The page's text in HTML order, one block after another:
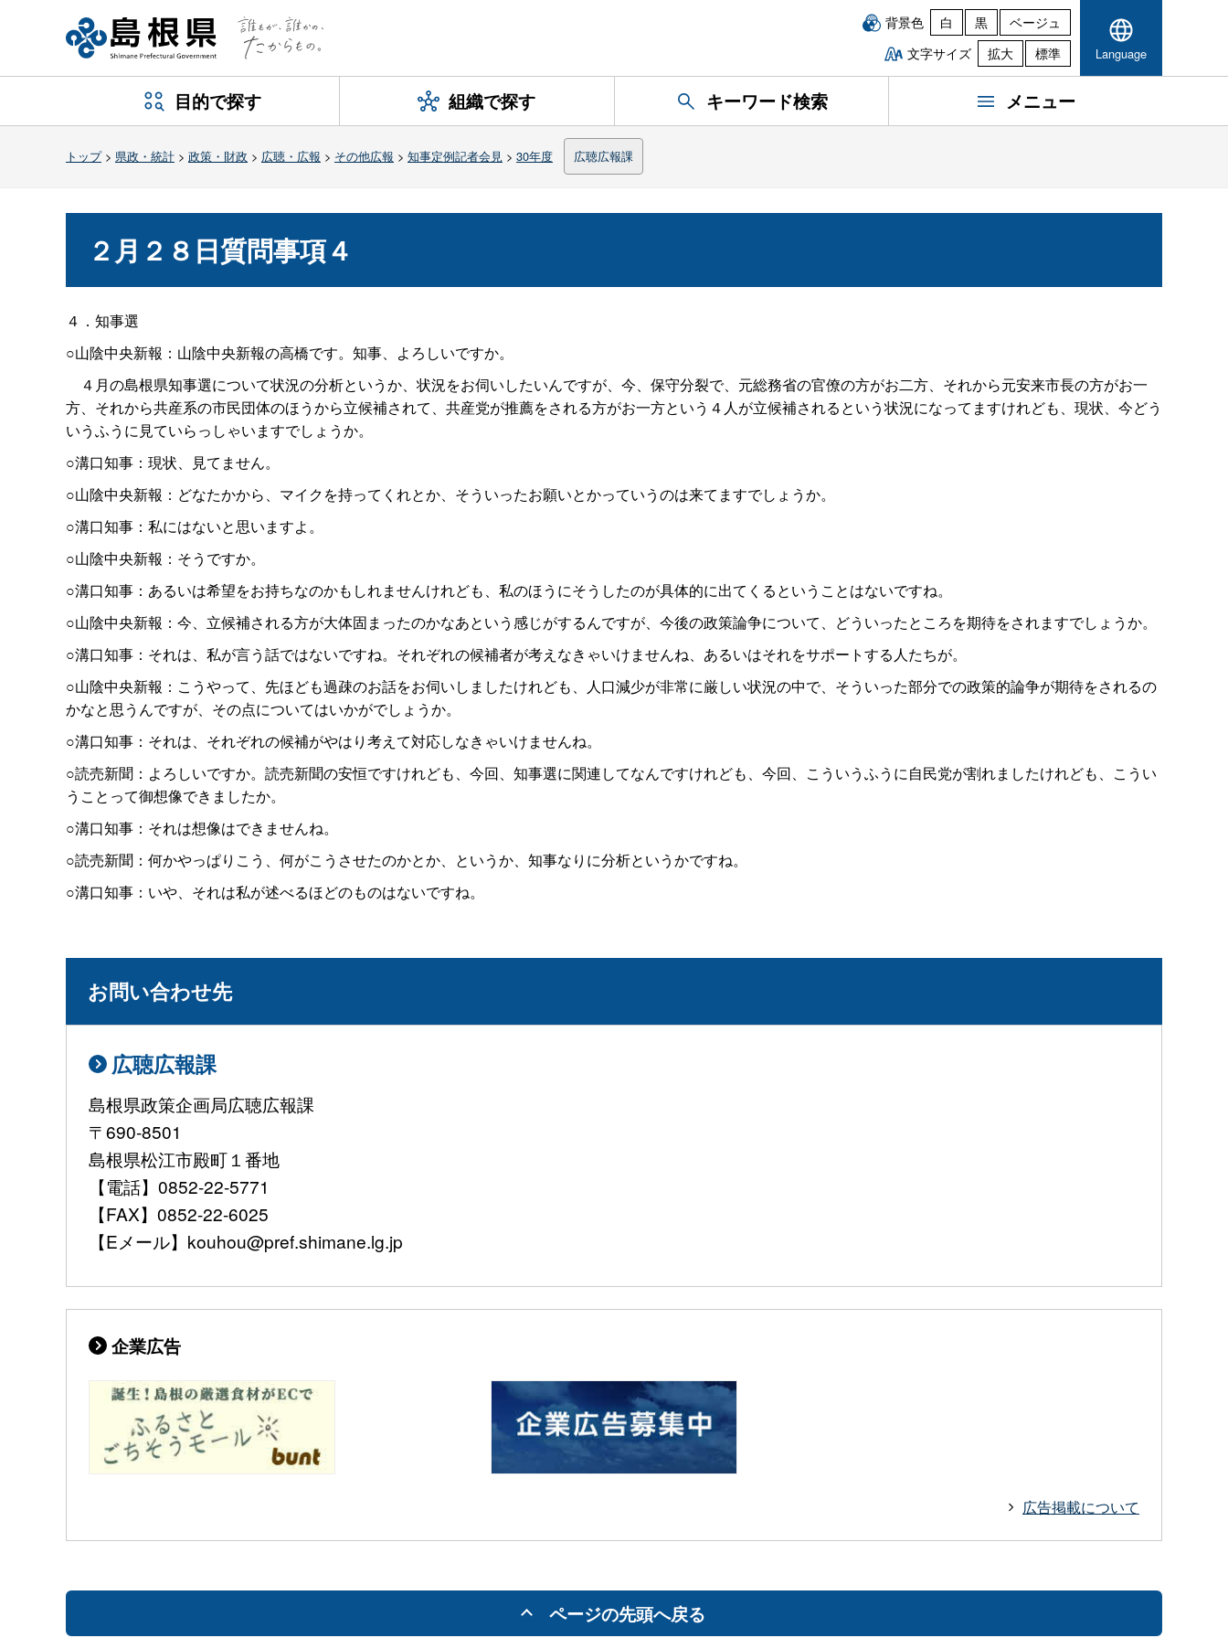
背景色 白 黒
ベージュ
文字サイズ
拡大 標準 Language
目的で探す 組織で探す キーワード検索 メニュー
トップ> 県政・統計 > 政策・財政 > 広聴・広報 > その他広報 > 知事定例記者会見 > 30年度 広聴広報課
２月２８日質問事項４
４．知事選
○山陰中央新報： 山陰中央新報の高橋です。 知事、よろしいですか。
４月の島根県知事選について状況の分析というか、状況をお伺いしたいんですが、今、保守分裂で、元総務省の官僚の方がお二方、それから元安来市長の方がお一
方、それから共産系の市民団体のほうから立候補されて、共産党が推薦をされる方がお一方という４人が立候補されるという状況になってますけれども、現状、今どう
いうふうに見ていらっしゃいますでしょうか。
○溝口知事：現状、見てません。
○山陰中央新報：どなたかから、マイクを持ってくれとか、そういったお願いとかっていうのは来てますでしょうか。
○溝口知事：私にはないと思いますよ。
○山陰中央新報：そうですか。
○溝口知事：あるいは希望をお持ちなのかもしれませんけれども、私のほうにそうしたのが具体的に出てくるということはないですね。
○山陰中央新報：今、立候補される方が大体固まったのかなあという感じがするんですが、今後の政策論争について、どういったところを期待をされますでしょうか。
○溝口知事：それは、私が言う話ではないですね。それぞれの候補者が考えなきゃいけませんね、あるいはそれをサポートする人たちが。
○山陰中央新報：こうやって、先ほども過疎のお話をお伺いしましたけれども、人口減少が非常に厳しい状況の中で、そういった部分での政策的論争が期待をされるの
かなと思うんですが、その点についてはいかがでしょうか。
○溝口知事：それは、それぞれの候補がやはり考えて対応しなきゃいけませんね。
○読売新聞：よろしいですか。読売新聞の安恒ですけれども、今回、知事選に関連してなんですけれども、今回、こういうふうに自民党が割れましたけれども、こうい
うことって御想像できましたか。
○溝口知事：それは想像はできませんね。
○読売新聞：何かやっぱりこう、何がこうさせたのかとか、というか、知事なりに分析というかですね。
○溝口知事：いや、それは私が述べるほどのものはないですね。
お問い合わせ先
広聴広報課
島根県政策企画局広聴広報課
〒690-8501
島根県松江市殿町１番地
【電話】0852-22-5771
【FAX】0852-22-6025
【Eメール】kouhou@pref.shimane.lg.jp
企業広告
広告掲載について
ページの先頭へ戻る